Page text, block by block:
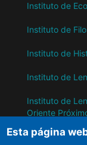
Instituto de
Instituto de
Instituto de
Instituto de
Instituto de
Oriente
Instituto de
Esta página